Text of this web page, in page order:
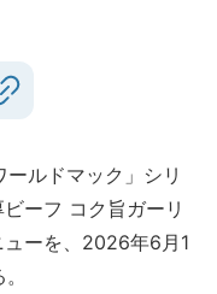
ールドマック」シリ
ーフ コク旨ガーリ
ーを、2026年6月1